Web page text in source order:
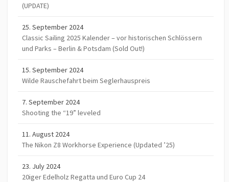
(UPDATE)
25. September 2024
Classic Sailing 2025 Kalender – vor historischen Schlössern
und Parks – Berlin & Potsdam (Sold Out!)
15. September 2024
Wilde Rauschefahrt beim Seglerhauspreis
7. September 2024
Shooting the “19” leveled
11. August 2024
The Nikon Z8 Workhorse Experience (Updated ’25)
23. July 2024
20iger Edelholz Regatta und Euro Cup 24